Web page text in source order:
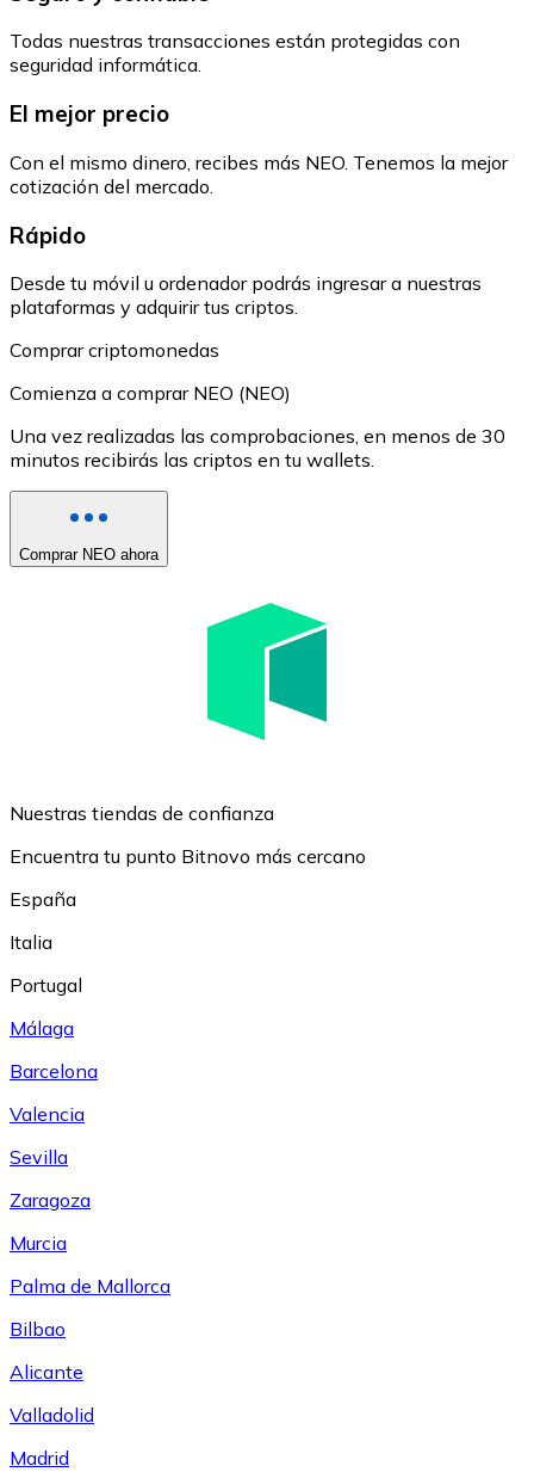
Todas nuestras transacciones están protegidas con
seguridad informática.
El mejor precio
Con el mismo dinero, recibes más NEO. Tenemos la mejor
cotización del mercado.
Rápido
Desde tu móvil u ordenador podrás ingresar a nuestras
plataformas y adquirir tus criptos.
Comprar criptomonedas
Comienza a comprar NEO (NEO)
Una vez realizadas las comprobaciones, en menos de 30
minutos recibirás las criptos en tu wallets.
Comprar NEO ahora
Nuestras tiendas de confianza
Encuentra tu punto Bitnovo más cercano
España
Italia
Portugal
Málaga
Barcelona
Valencia
Sevilla
Zaragoza
Murcia
Palma de Mallorca
Bilbao
Alicante
Valladolid
Madrid